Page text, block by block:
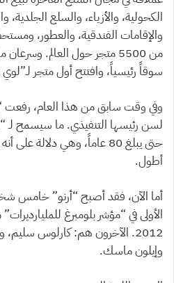
الكحولية، والأزياء، والسلع الجلدية،
والإقامات الفندقية، والعطور،
من 5500 متجر حول العالم.
سوقاً رئيسياً، وافتتح أول متجر لـ”لوي
وفي وقت سابق من هذا العام، رفعت
لسن رئيسها التنفيذي. ما سيسمح لـ
حتى يبلغ 80 عاماً، وهي دلالة
أطول.
أما الآن، فقد أصبح “أرنو” خامس
الأولى في “مؤشر بلومبرغ
2012. الآخرون هم: كارلوس
وإيلون ماسك.